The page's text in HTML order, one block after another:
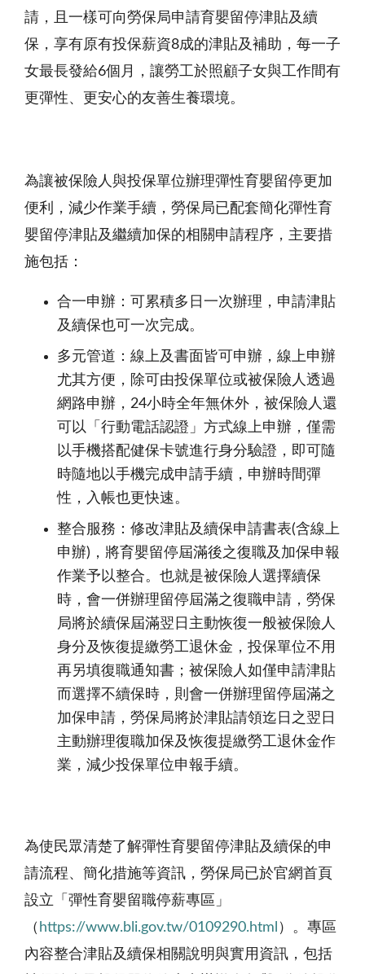
請，且一樣可向勞保局申請育嬰留停津貼及續
保，享有原有投保薪資8成的津貼及補助，每一子
女最長發給6個月，讓勞工於照顧子女與工作間有
更彈性、更安心的友善生養環境。
為讓被保險人與投保單位辦理彈性育嬰留停更加
便利，減少作業手續，勞保局已配套簡化彈性育
嬰留停津貼及繼續加保的相關申請程序，主要措
施包括：
合一申辦：可累積多日一次辦理，申請津貼
及續保也可一次完成。
多元管道：線上及書面皆可申辦，線上申辦
尤其方便，除可由投保單位或被保險人透過
網路申辦，24小時全年無休外，被保險人還
可以「行動電話認證」方式線上申辦，僅需
以手機搭配健保卡號進行身分驗證，即可隨
時隨地以手機完成申請手續，申辦時間彈
性，入帳也更快速。
整合服務：修改津貼及續保申請書表(含線上
申辦)，將育嬰留停屆滿後之復職及加保申報
作業予以整合。也就是被保險人選擇續保
時，會一併辦理留停屆滿之復職申請，勞保
局將於續保屆滿翌日主動恢復一般被保險人
身分及恢復提繳勞工退休金，投保單位不用
再另填復職通知書；被保險人如僅申請津貼
而選擇不續保時，則會一併辦理留停屆滿之
加保申請，勞保局將於津貼請領迄日之翌日
主動辦理復職加保及恢復提繳勞工退休金作
業，減少投保單位申報手續。
為使民眾清楚了解彈性育嬰留停津貼及續保的申
請流程、簡化措施等資訊，勞保局已於官網首頁
設立「彈性育嬰留職停薪專區」
（ https://www.bli.gov.tw/0109290.html ）。專區
內容整合津貼及續保相關說明與實用資訊，包括